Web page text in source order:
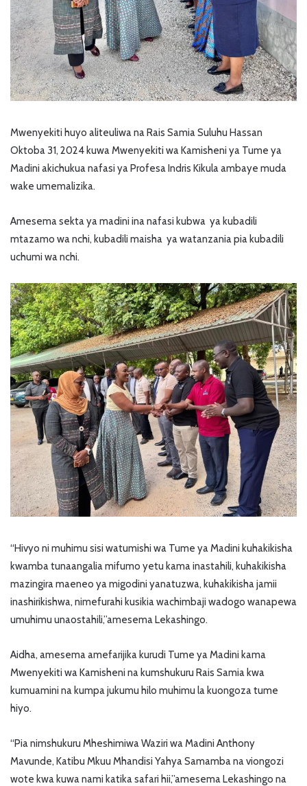
Mwenyekiti huyo aliteuliwa na Rais Samia Suluhu Hassan
Oktoba 31, 2024 kuwa Mwenyekiti wa Kamisheni ya Tume ya
Madini akichukua nafasi ya Profesa Indris Kikula ambaye muda
wake umemalizika.
Amesema sekta ya madini ina nafasi kubwa ya kubadili
mtazamo wa nchi, kubadili maisha ya watanzania pia kubadili
uchumi wa nchi.
“Hivyo ni muhimu sisi watumishi wa Tume ya Madini kuhakikisha
kwamba tunaangalia mifumo yetu kama inastahili, kuhakikisha
mazingira maeneo ya migodini yanatuzwa, kuhakikisha jamii
inashirikishwa, nimefurahi kusikia wachimbaji wadogo wanapewa
umuhimu unaostahili,”amesema Lekashingo.
Aidha, amesema amefarijika kurudi Tume ya Madini kama
Mwenyekiti wa Kamisheni na kumshukuru Rais Samia kwa
kumuamini na kumpa jukumu hilo muhimu la kuongoza tume
hiyo.
“Pia nimshukuru Mheshimiwa Waziri wa Madini Anthony
Mavunde, Katibu Mkuu Mhandisi Yahya Samamba na viongozi
wote kwa kuwa nami katika safari hii,”amesema Lekashingo na